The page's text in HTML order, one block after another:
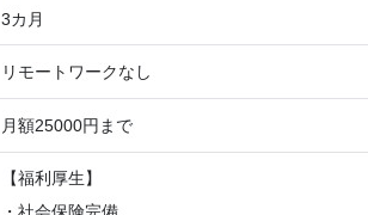
3カ月
リモートワークなし
月額25000円まで
【福利厚生】
・社会保険完備